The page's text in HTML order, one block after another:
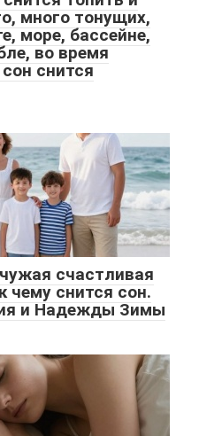
много тонущих,
море, бассейне,
во время
снится
счастливая
чему снится сон.
и Надежды Зимы